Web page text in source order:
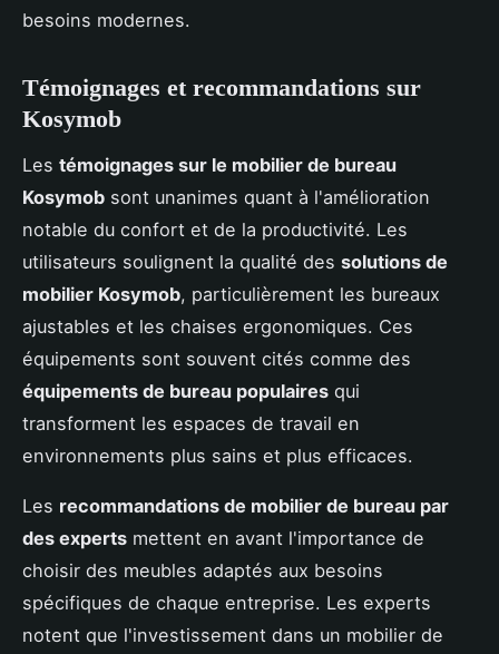
besoins modernes.
Témoignages et recommandations sur
Kosymob
Les témoignages sur le mobilier de bureau
Kosymob sont unanimes quant à l'amélioration
notable du confort et de la productivité. Les
utilisateurs soulignent la qualité des solutions de
mobilier Kosymob, particulièrement les bureaux
ajustables et les chaises ergonomiques. Ces
équipements sont souvent cités comme des
équipements de bureau populaires qui
transforment les espaces de travail en
environnements plus sains et plus efficaces.
Les recommandations de mobilier de bureau par
des experts mettent en avant l'importance de
choisir des meubles adaptés aux besoins
spécifiques de chaque entreprise. Les experts
notent que l'investissement dans un mobilier de